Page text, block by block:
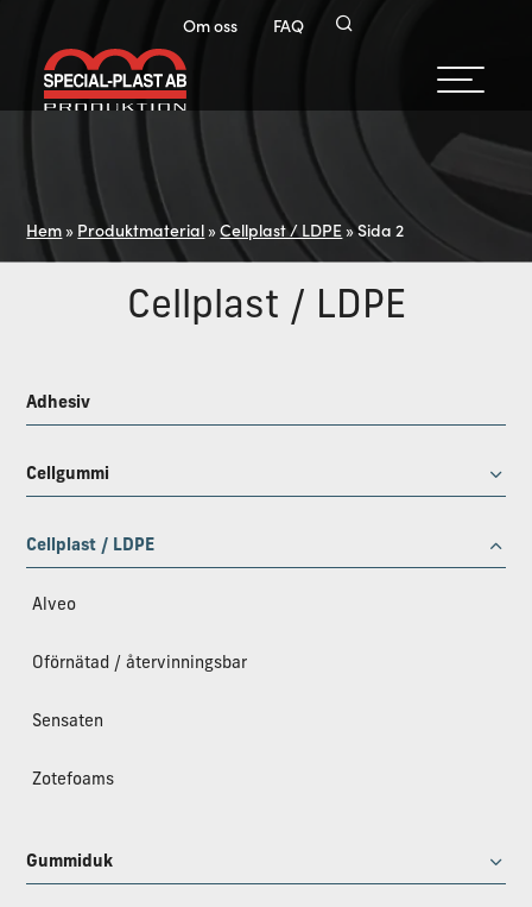
Om oss FAQ
Hem » Produktmaterial »Cellplast / LDPE»Sida 2
Cellplast / LDPE
Adhesiv
Cellgummi
Cellplast / LDPE
Alveo
Oförnätad / återvinningsbar
Sensaten
Zotefoams
Gummiduk